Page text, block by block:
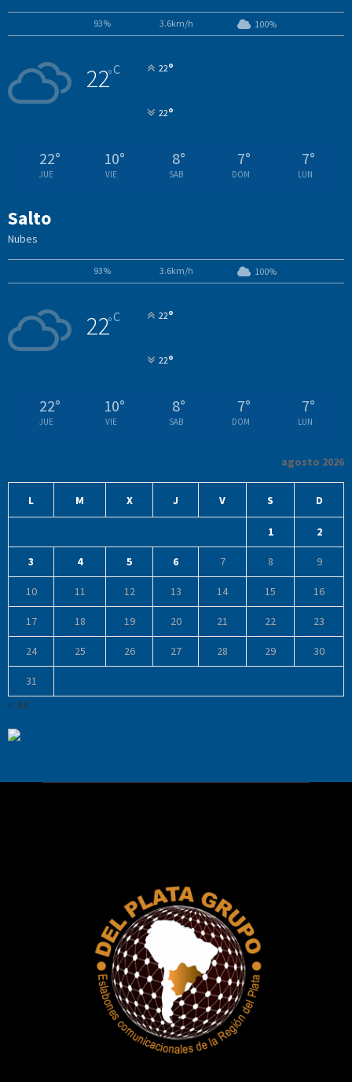
93% 3.6km/h 100%
22°C 22°
22°
22°
JUE
10°
VIE
8°
SAB
7°
DOM
7°
LUN
Salto
Nubes
93% 3.6km/h 100%
22°C 22°
22°
22°
JUE
10°
VIE
8°
SAB
7°
DOM
7°
LUN
agosto 2026
L M X J V S D
1 2
3 4 5 6 7 8 9
10 11 12 13 14 15 16
17 18 19 20 21 22 23
24 25 26 27 28 29 30
31
« Jul